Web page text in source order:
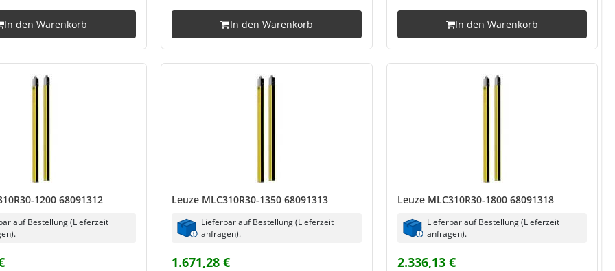
In den Warenkorb In den Warenkorb In den Warenkorb
1200 68091312
auf Bestellung (Lieferzeit
Leuze MLC310R30-1350 68091313
Lieferbar auf Bestellung (Lieferzeit
anfragen).
1.671,28 €
Leuze MLC310R30-1800 68091318
Lieferbar auf Bestellung (Lieferzeit
anfragen).
2.336,13 €